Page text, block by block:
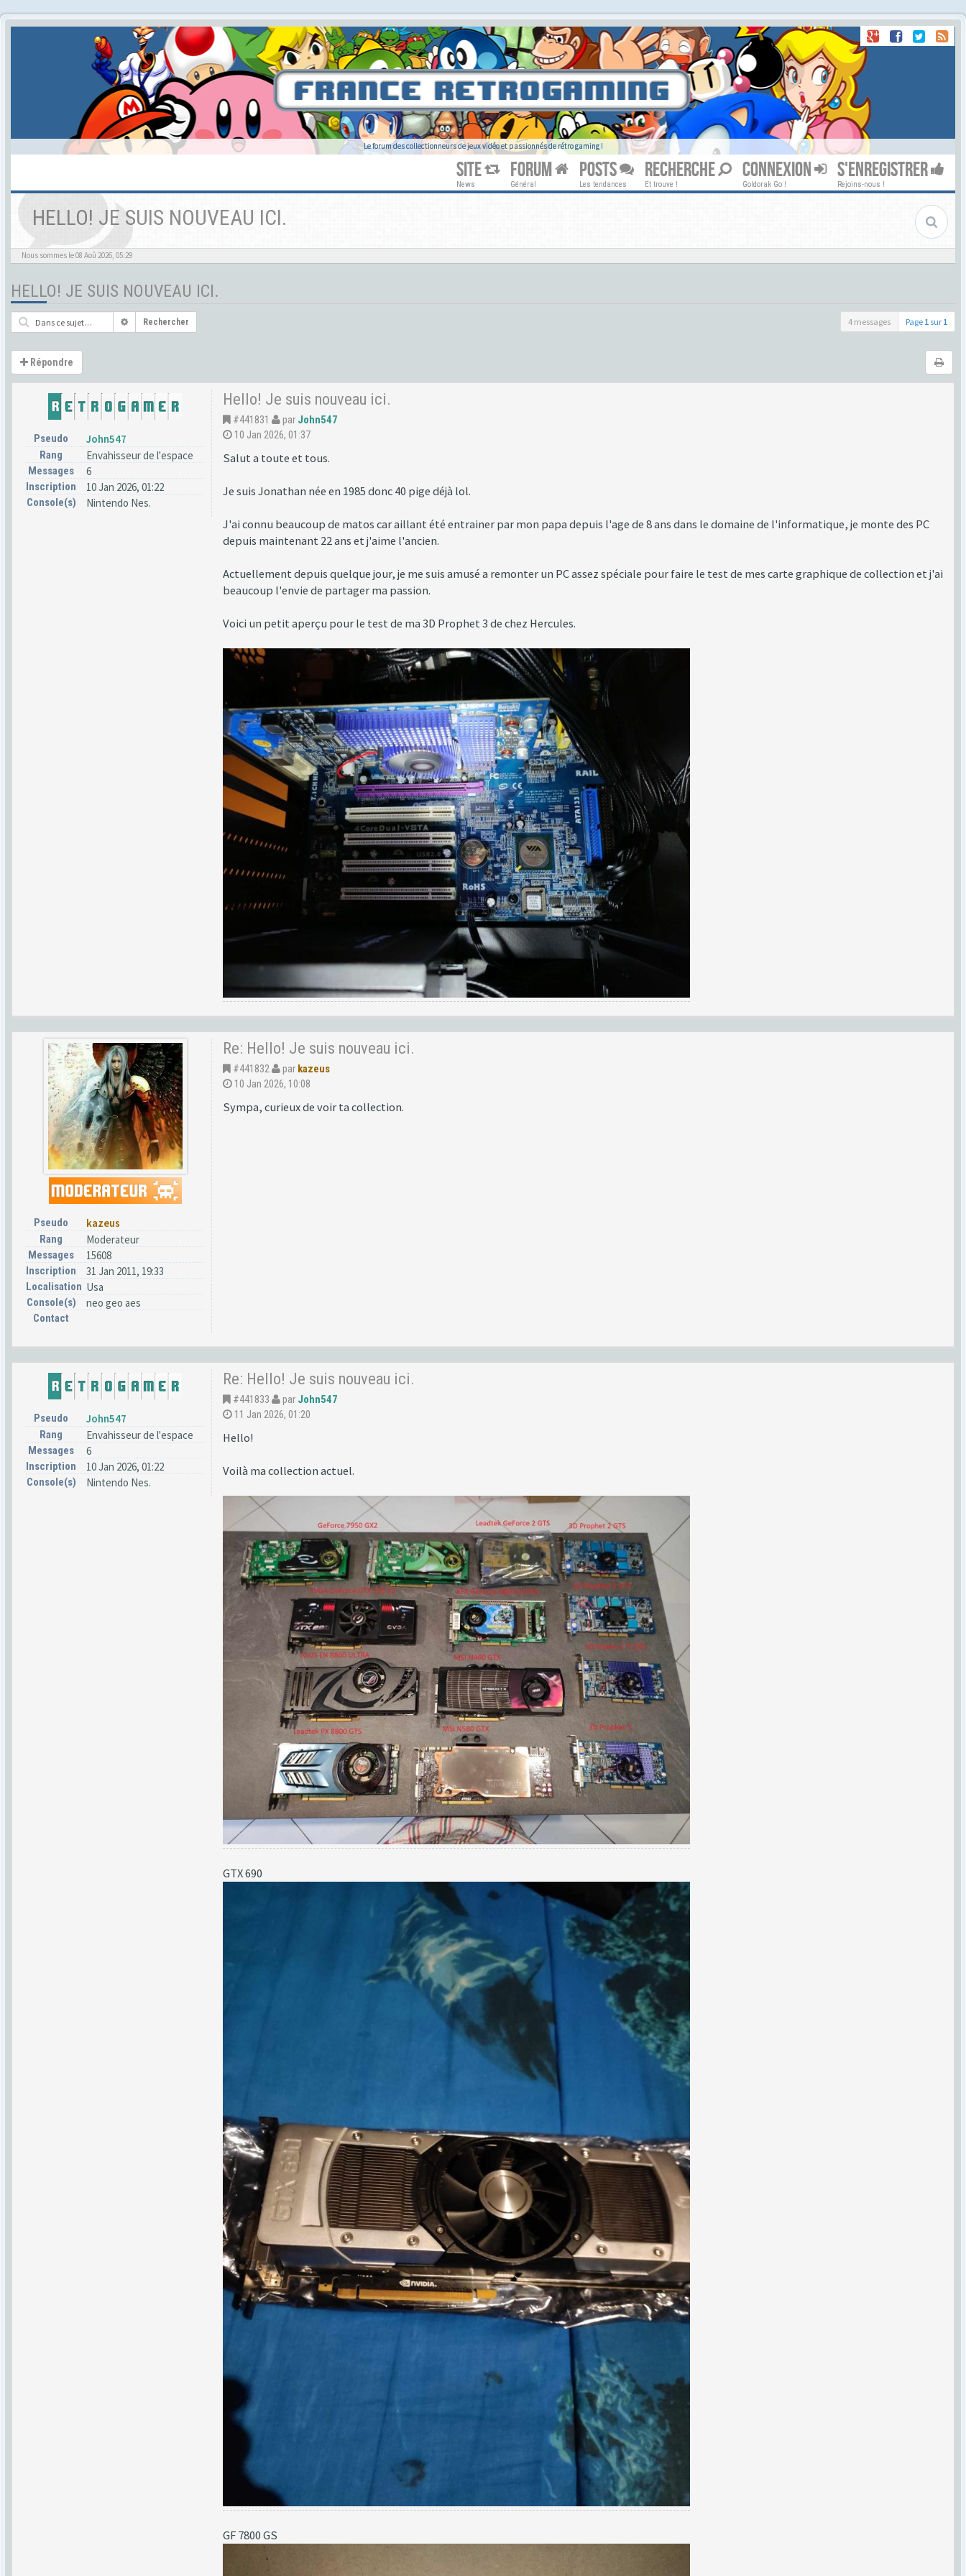
Le forum des collectionneurs de jeux vidéo et passionnés de rétro gaming !
SITE
News
FORUM
Général
POSTS
Les tendances
RECHERCHE
Et trouve !
CONNEXION
Goldorak Go !
S'ENREGISTRER
Rejoins-nous !
HELLO! JE SUIS NOUVEAU ICI.
Nous sommes le 08 Aoû 2026, 05:29
HELLO! JE SUIS NOUVEAU ICI.
4 messages Page 1 sur 1
Rechercher
Répondre
Pseudo John547
Rang Envahisseur de l'espace
Messages 6
Inscription 10 Jan 2026, 01:22
Console(s) Nintendo Nes.
Hello! Je suis nouveau ici.
#441831 par John547
10 Jan 2026, 01:37
Salut a toute et tous.
Je suis Jonathan née en 1985 donc 40 pige déjà lol.
J'ai connu beaucoup de matos car aillant été entrainer par mon papa depuis l'age de 8 ans dans le domaine de l'informatique, je monte des PC
depuis maintenant 22 ans et j'aime l'ancien.
Actuellement depuis quelque jour, je me suis amusé a remonter un PC assez spéciale pour faire le test de mes carte graphique de collection et j'ai
beaucoup l'envie de partager ma passion.
Voici un petit aperçu pour le test de ma 3D Prophet 3 de chez Hercules.
Pseudo kazeus
Rang Moderateur
Messages 15608
Inscription 31 Jan 2011, 19:33
Localisation Usa
Console(s) neo geo aes
Contact
Re: Hello! Je suis nouveau ici.
#441832 par kazeus
10 Jan 2026, 10:08
Sympa, curieux de voir ta collection.
Pseudo John547
Rang Envahisseur de l'espace
Messages 6
Inscription 10 Jan 2026, 01:22
Console(s) Nintendo Nes.
Re: Hello! Je suis nouveau ici.
#441833 par John547
11 Jan 2026, 01:20
Hello!
Voilà ma collection actuel.
GTX 690
GF 7800 GS